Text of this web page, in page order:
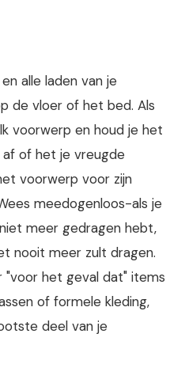
alle laden van je
de vloer of het bed. Als
voorwerp en houd je het
af of het je vreugde
voorwerp voor zijn
meedogenloos-als je
meer gedragen hebt,
nooit meer zult dragen.
"voor het geval dat" items
of formele kleding,
deel van je